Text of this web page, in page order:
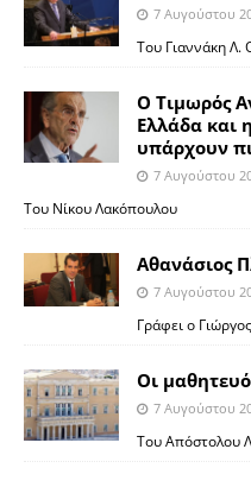
7 Αυγούστου
Του Γιαννάκη Λ.
Ο Τιμωρός
Ελλάδα και
υπάρχουν
7 Αυγούστου
Του Νίκου Λακόπουλου
Αθανάσιος
7 Αυγούστου
Γράφει ο
Οι
7 Αυγούστου
Του Απόστολου